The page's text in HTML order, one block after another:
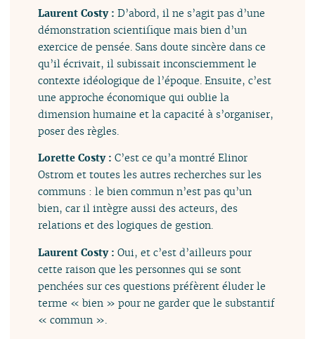
Laurent Costy :D’abord, il ne s’agit pas d’une
démonstration scientifique mais bien d’un
exercice de pensée. Sans doute sincère dans ce
qu’il écrivait, il subissait inconsciemment le
contexte idéologique de l’époque. Ensuite, c’est
une approche économique qui oublie la
dimension humaine et la capacité à s’organiser,
poser des règles.
Lorette Costy :C’est ce qu’a montré Elinor
Ostrom et toutes les autres recherches sur les
communs : le bien commun n’est pas qu’un
bien, car il intègre aussi des acteurs, des
relations et des logiques de gestion.
Laurent Costy :Oui, et c’est d’ailleurs pour
cette raison que les personnes qui se sont
penchées sur ces questions préfèrent éluder le
terme « bien » pour ne garder que le substantif
« commun ».